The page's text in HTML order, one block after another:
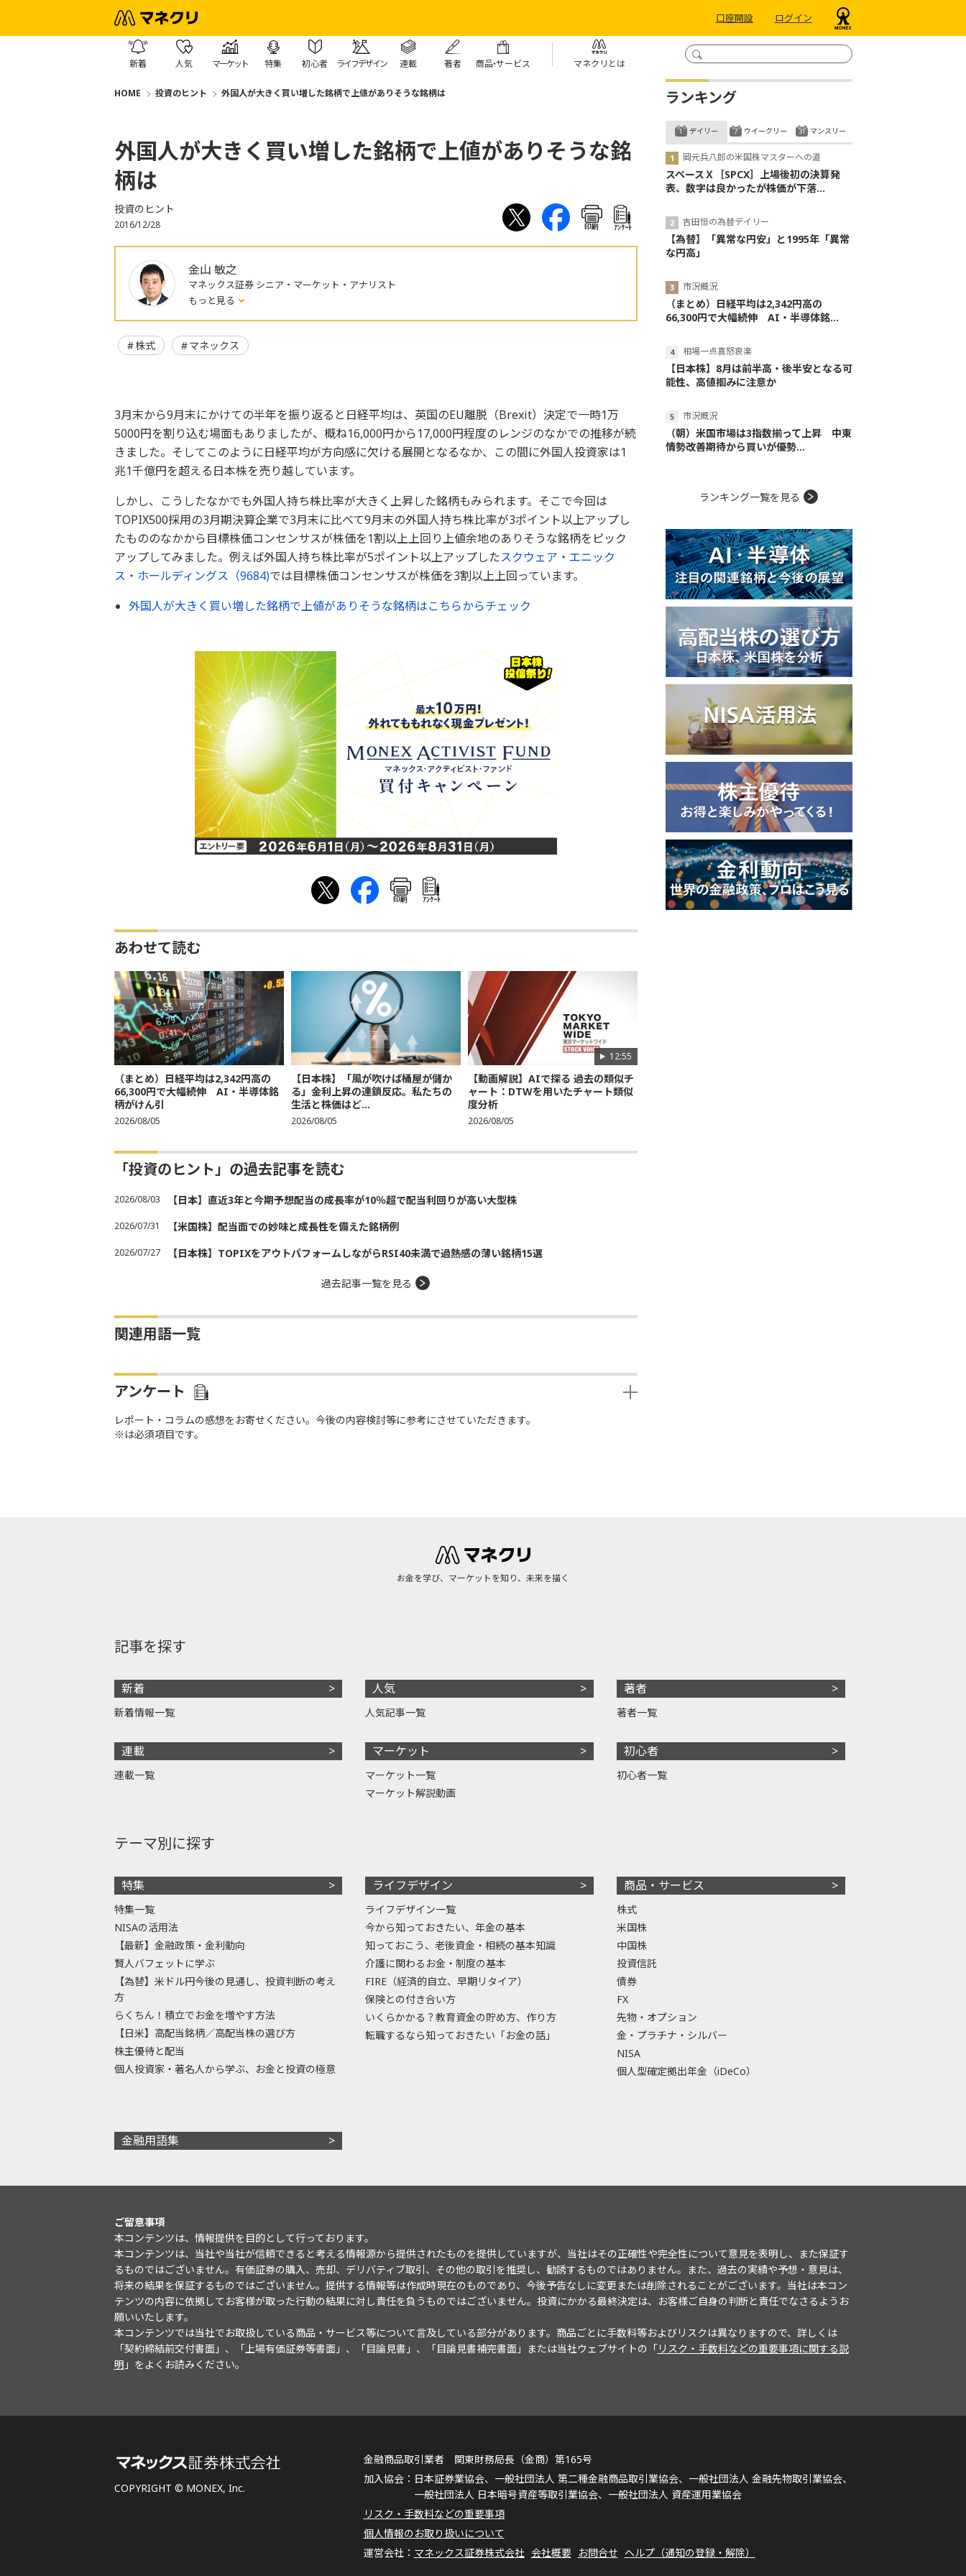
口座開設 ログイン
新着 人気 マーケット 特集 初心者 ライフデザイン 連載 著者 商品・サービス マネクリとは
HOME 投資のヒント 外国人が大きく買い増した銘柄で上値がありそうな銘柄は
外国人が大きく買い増した銘柄で上値がありそうな銘
柄は
投資のヒント
2016/12/28 印刷 ｱﾝｹｰﾄ
金山 敏之
マネックス証券 シニア・マーケット・アナリスト
もっと見る
株式 マネックス
3月末から9月末にかけての半年を振り返ると日経平均は、英国のEU離脱（Brexit）決定で一時1万
5000円を割り込む場面もありましたが、概ね16,000円から17,000円程度のレンジのなかでの推移が続
きました。そしてこのように日経平均が方向感に欠ける展開となるなか、この間に外国人投資家は1
兆1千億円を超える日本株を売り越しています。
しかし、こうしたなかでも外国人持ち株比率が大きく上昇した銘柄もみられます。そこで今回は
TOPIX500採用の3月期決算企業で3月末に比べて9月末の外国人持ち株比率が3ポイント以上アップし
たもののなかから目標株価コンセンサスが株価を1割以上上回り上値余地のありそうな銘柄をピック
アップしてみました。例えば外国人持ち株比率が5ポイント以上アップしたスクウェア・エニック
ス・ホールディングス（9684)では目標株価コンセンサスが株価を3割以上上回っています。
外国人が大きく買い増した銘柄で上値がありそうな銘柄はこちらからチェック
印刷 ｱﾝｹｰﾄ
あわせて読む
（まとめ）日経平均は2,342円高の
66,300円で大幅続伸 AI・半導体銘
柄がけん引
2026/08/05
【日本株】「風が吹けば桶屋が儲か
る」金利上昇の連鎖反応。私たちの
生活と株価はど...
2026/08/05
12:55
【動画解説】AIで探る 過去の類似チ
ャート：DTWを用いたチャート類似
度分析
2026/08/05
「投資のヒント」の過去記事を読む
2026/08/03 【日本】直近3年と今期予想配当の成長率が10％超で配当利回りが高い大型株
2026/07/31 【米国株】配当面での妙味と成長性を備えた銘柄例
2026/07/27 【日本株】TOPIXをアウトパフォームしながらRSI40未満で過熱感の薄い銘柄15選
過去記事一覧を見る
関連用語一覧
アンケート
レポート・コラムの感想をお寄せください。今後の内容検討等に参考にさせていただきます。
※は必須項目です。
ランキング
デイリー
岡元兵八郎の米国株マスターへの道
スペースＸ［SPCX］上場後初の決算発
表、数字は良かったが株価が下落...
吉田恒の為替デイリー
【為替】「異常な円安」と1995年「異常
な円高」
市況概況
（まとめ）日経平均は2,342円高の
66,300円で大幅続伸 AI・半導体銘...
相場一点喜怒哀楽
【日本株】8月は前半高・後半安となる可
能性、高値掴みに注意か
市況概況
（朝）米国市場は3指数揃って上昇 中東
情勢改善期待から買いが優勢...
ウイークリー マンスリー
ランキング一覧を見る
お金を学び、マーケットを知り、未来を描く
記事を探す
新着
新着情報一覧
連載
連載一覧
人気
人気記事一覧
マーケット
マーケット一覧
マーケット解説動画
著者
著者一覧
初心者
初心者一覧
テーマ別に探す
特集
特集一覧
NISAの活用法
【最新】金融政策・金利動向
賢人バフェットに学ぶ
【為替】米ドル円今後の見通し、投資判断の考え
方
らくちん！積立でお金を増やす方法
【日米】高配当銘柄／高配当株の選び方
株主優待と配当
個人投資家・著名人から学ぶ、お金と投資の極意
ライフデザイン
ライフデザイン一覧
今から知っておきたい、年金の基本
知っておこう、老後資金・相続の基本知識
介護に関わるお金・制度の基本
FIRE（経済的自立、早期リタイア）
保険との付き合い方
いくらかかる？教育資金の貯め方、作り方
転職するなら知っておきたい「お金の話」
商品・サービス
株式
米国株
中国株
投資信託
債券
FX
先物・オプション
金・プラチナ・シルバー
NISA
個人型確定拠出年金（iDeCo）
金融用語集
ご留意事項
本コンテンツは、情報提供を目的として行っております。
本コンテンツは、当社や当社が信頼できると考える情報源から提供されたものを提供していますが、当社はその正確性や完全性について意見を表明し、また保証す
るものではございません。有価証券の購入、売却、デリバティブ取引、その他の取引を推奨し、勧誘するものではありません。また、過去の実績や予想・意見は、
将来の結果を保証するものではございません。提供する情報等は作成時現在のものであり、今後予告なしに変更または削除されることがございます。当社は本コン
テンツの内容に依拠してお客様が取った行動の結果に対し責任を負うものではございません。投資にかかる最終決定は、お客様ご自身の判断と責任でなさるようお
願いいたします。
本コンテンツでは当社でお取扱している商品・サービス等について言及している部分があります。商品ごとに手数料等およびリスクは異なりますので、詳しくは
「契約締結前交付書面」、「上場有価証券等書面」、「目論見書」、「目論見書補完書面」または当社ウェブサイトの「リスク・手数料などの重要事項に関する説
明 」をよくお読みください。
COPYRIGHT © MONEX, Inc.
金融商品取引業者 関東財務局長（金商）第165号
日本証券業協会、一般社団法人 第二種金融商品取引業協会、一般社団法人 金融先物取引業協会、
一般社団法人 日本暗号資産等取引業協会、一般社団法人 資産運用業協会
リスク・手数料などの重要事項
個人情報のお取り扱いについて
マネックス証券株式会社 会社概要 お問合せ ヘルプ（通知の登録・解除）